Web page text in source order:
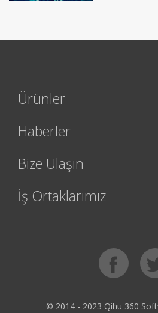
Ürünler
Haberler
Bize Ulaşın
İş Ortaklarımız
© 2014 - 2023 Qihu 360